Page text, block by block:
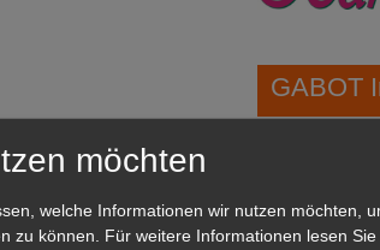
GABOT
1A-Lage,
IHREN
möchten
welche Informationen wir nutzen möchten,
zu können.
Für weitere Informationen lesen